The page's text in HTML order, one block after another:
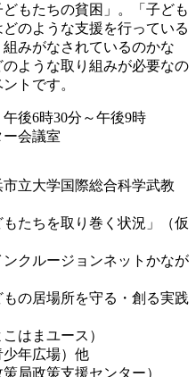
もたちの貧困」。「子ども
のような支援を行っている
みがなされているのかな
ような取り組みが必要なの
トです。
後6時30分～午後9時
会議室
立大学国際総合科学武教
たちを取り巻く状況」（仮
クルージョンネットかなが
の居場所を守る・創る実践
はまユース）
年広場）他
局政策支援センター）